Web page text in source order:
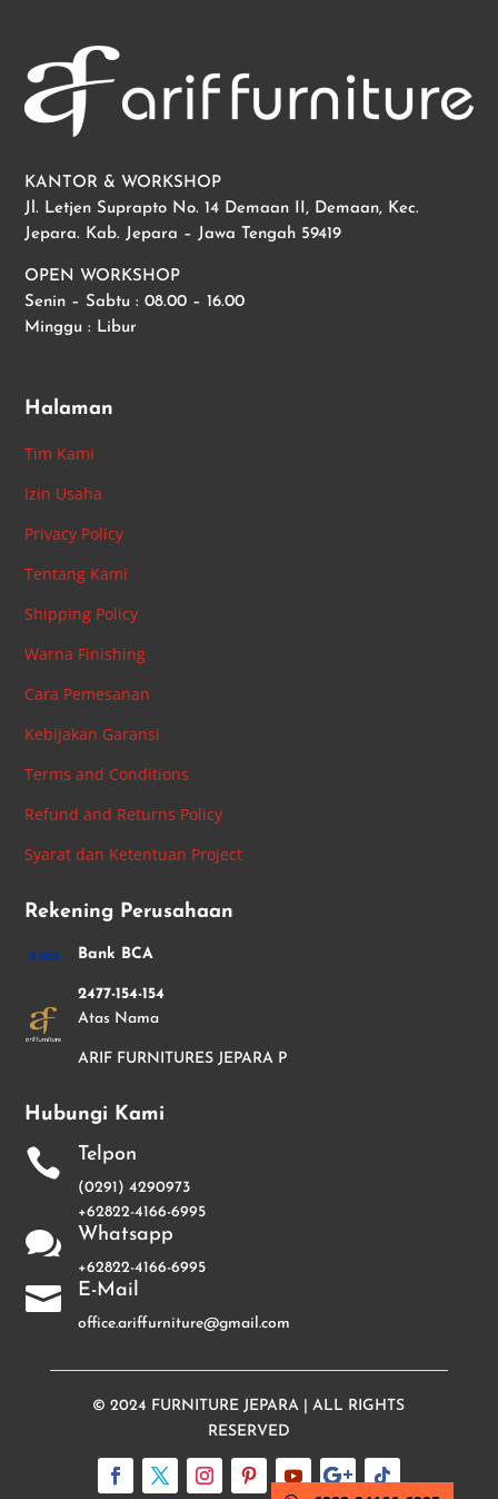
KANTOR & WORKSHOP
Jl. Letjen Suprapto No. 14 Demaan II, Demaan, Kec.
Jepara. Kab. Jepara – Jawa Tengah 59419
OPEN WORKSHOP
Senin – Sabtu : 08.00 – 16.00
Minggu : Libur
Halaman
Tim Kami
Izin Usaha
Privacy Policy
Tentang Kami
Shipping Policy
Warna Finishing
Cara Pemesanan
Kebijakan Garansi
Terms and Conditions
Refund and Returns Policy
Syarat dan Ketentuan Project
Rekening Perusahaan
Bank BCA
2477-154-154
Atas Nama
ARIF FURNITURES JEPARA P
Hubungi Kami
 Telpon
(0291) 4290973
+62822-4166-6995
 Whatsapp
+62822-4166-6995
 E-Mail
office.ariffurniture@gmail.com
© 2024 FURNITURE JEPARA | ALL RIGHTS
RESERVED